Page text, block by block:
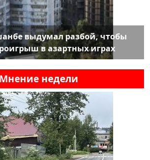
выдумал разбой, чтобы
в азартных играх
Мнение недели